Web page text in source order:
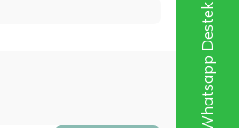
S
a
ç
a
k
W
h
a
t
s
a
p
p
D
e
s
t
e
k
H
a
t
t